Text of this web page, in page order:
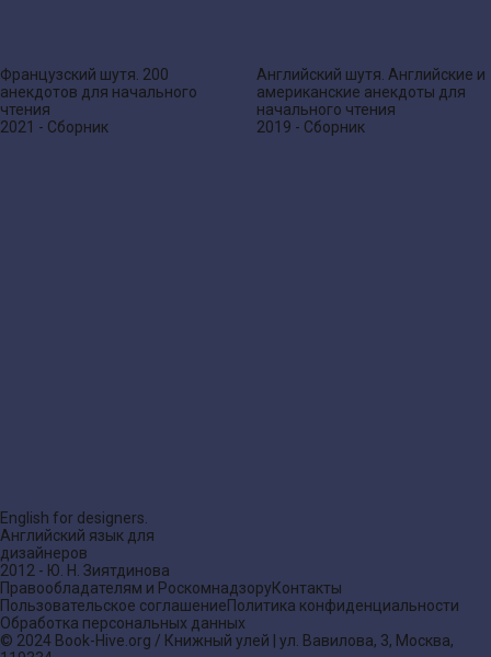
Французский шутя. 200
анекдотов для начального
чтения
2021 - Сборник
Английский шутя. Английские и
американские анекдоты для
начального чтения
2019 - Сборник
English for designers.
Английский язык для
дизайнеров
2012 - Ю. Н. Зиятдинова
Правообладателям и РоскомнадзоруКонтакты
Пользовательское соглашениеПолитика конфиденциальности
Обработка персональных данных
© 2024 Book-Hive.org / Книжный улей | ул. Вавилова, 3, Москва,